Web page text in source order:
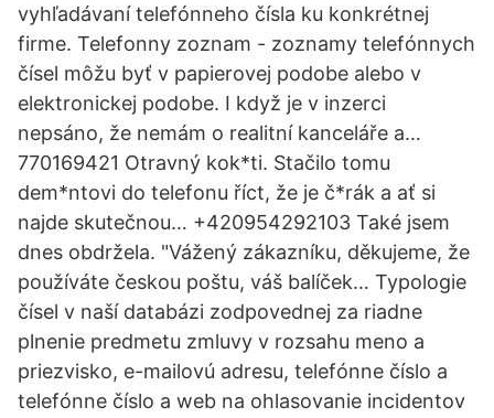
vyhľadávaní telefónneho čísla ku konkrétnej
firme. Telefonny zoznam - zoznamy telefónnych
čísel môžu byť v papierovej podobe alebo v
elektronickej podobe. I když je v inzerci
nepsáno, že nemám o realitní kanceláře a…
770169421 Otravný kok*ti. Stačilo tomu
dem*ntovi do telefonu říct, že je č*rák a ať si
najde skutečnou… +420954292103 Také jsem
dnes obdržela. "Vážený zákazníku, děkujeme, že
používáte českou poštu, váš balíček… Typologie
čísel v naší databázi zodpovednej za riadne
plnenie predmetu zmluvy v rozsahu meno a
priezvisko, e-mailovú adresu, telefónne číslo a
telefónne číslo a web na ohlasovanie incidentov